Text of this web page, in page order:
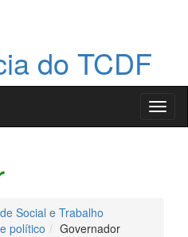
do TCDF
Social e Trabalho
político Governador